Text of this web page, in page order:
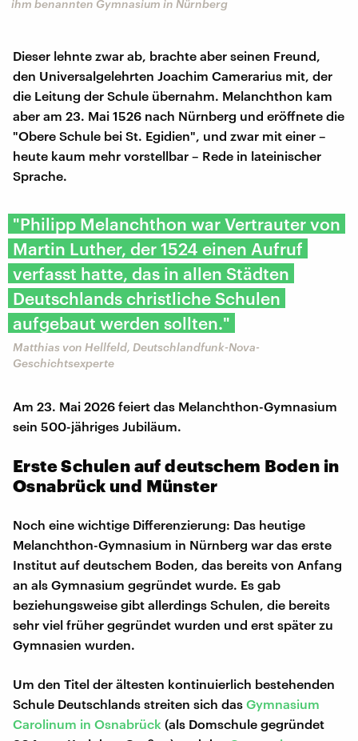
ihm benannten Gymnasium in Nürnberg
Dieser lehnte zwar ab, brachte aber seinen Freund,
den Universalgelehrten Joachim Camerarius mit, der
die Leitung der Schule übernahm. Melanchthon kam
aber am 23. Mai 1526 nach Nürnberg und eröffnete die
"Obere Schule bei St. Egidien", und zwar mit einer –
heute kaum mehr vorstellbar – Rede in lateinischer
Sprache.
"Philipp Melanchthon war Vertrauter von
Martin Luther, der 1524 einen Aufruf
verfasst hatte, das in allen Städten
Deutschlands christliche Schulen
aufgebaut werden sollten."
Matthias von Hellfeld, Deutschlandfunk-Nova-
Geschichtsexperte
Am 23. Mai 2026 feiert das Melanchthon-Gymnasium
sein 500-jähriges Jubiläum.
Erste Schulen auf deutschem Boden in
Osnabrück und Münster
Noch eine wichtige Differenzierung: Das heutige
Melanchthon-Gymnasium in Nürnberg war das erste
Institut auf deutschem Boden, das bereits von Anfang
an als Gymnasium gegründet wurde. Es gab
beziehungsweise gibt allerdings Schulen, die bereits
sehr viel früher gegründet wurden und erst später zu
Gymnasien wurden.
Um den Titel der ältesten kontinuierlich bestehenden
Schule Deutschlands streiten sich das Gymnasium
Carolinum in Osnabrück (als Domschule gegründet